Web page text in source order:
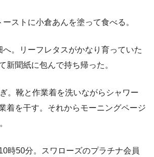
ストに小倉あんを塗って食べる。
。リーフレタスがかなり育っていた
新聞紙に包んで持ち帰った。
。靴と作業着を洗いながらシャワー
着を干す。それからモーニングページ
時50分。スワローズのプラチナ会員